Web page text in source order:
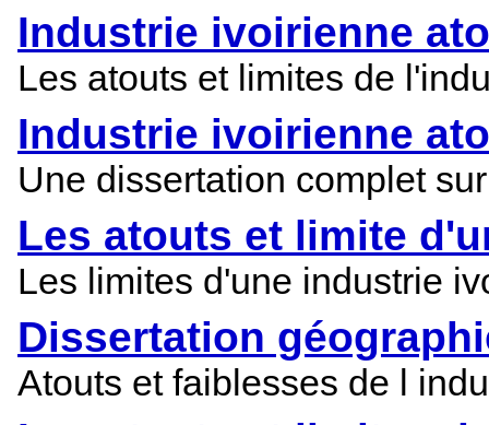
Industrie ivoirienne
Les atouts et limites de
Industrie ivoirienne
Une dissertation complet
Les atouts et limite
Les limites d'une industrie
Dissertation
Atouts et faiblesses de l